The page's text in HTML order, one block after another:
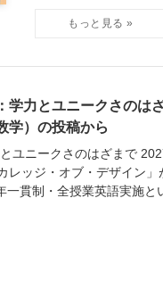
学力とユニークさのは
学）の投稿から
ユニークさのはざまで
レッジ・オブ・デザイン」
一貫制・全授業英語実施と